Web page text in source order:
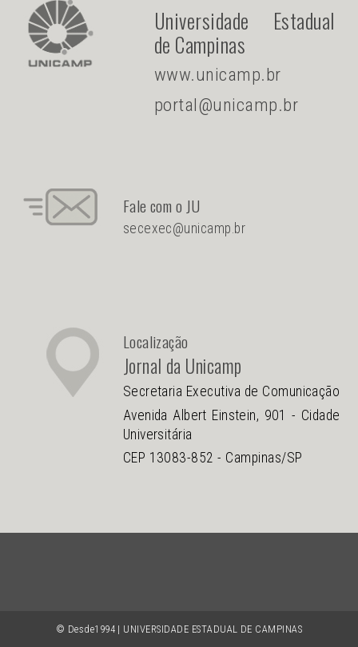
© Desde1994 | UNIVERSIDADE ESTADUAL DE CAMPINAS
Universidade Estadual
de Campinas
www.unicamp.br
portal@unicamp.br
Fale com o JU
secexec@unicamp.br
Localização
Jornal da Unicamp
Secretaria Executiva de Comunicação
Avenida Albert Einstein, 901 - Cidade
Universitária
CEP 13083-852 - Campinas/SP